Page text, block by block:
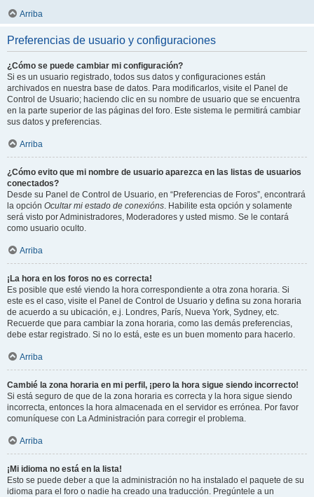
Arriba
Preferencias de usuario y configuraciones
¿Cómo se puede cambiar mi configuración?
Si es un usuario registrado, todos sus datos y configuraciones están
archivados en nuestra base de datos. Para modificarlos, visite el Panel de
Control de Usuario; haciendo clic en su nombre de usuario que se encuentra
en la parte superior de las páginas del foro. Este sistema le permitirá cambiar
sus datos y preferencias.
Arriba
¿Cómo evito que mi nombre de usuario aparezca en las listas de usuarios
conectados?
Desde su Panel de Control de Usuario, en “Preferencias de Foros”, encontrará
la opción Ocultar mi estado de conexións. Habilite esta opción y solamente
será visto por Administradores, Moderadores y usted mismo. Se le contará
como usuario oculto.
Arriba
¡La hora en los foros no es correcta!
Es posible que esté viendo la hora correspondiente a otra zona horaria. Si
este es el caso, visite el Panel de Control de Usuario y defina su zona horaria
de acuerdo a su ubicación, e.j. Londres, París, Nueva York, Sydney, etc.
Recuerde que para cambiar la zona horaria, como las demás preferencias,
debe estar registrado. Si no lo está, este es un buen momento para hacerlo.
Arriba
Cambié la zona horaria en mi perfil, ¡pero la hora sigue siendo incorrecto!
Si está seguro de que de la zona horaria es correcta y la hora sigue siendo
incorrecta, entonces la hora almacenada en el servidor es errónea. Por favor
comuníquese con La Administración para corregir el problema.
Arriba
¡Mi idioma no está en la lista!
Esto se puede deber a que la administración no ha instalado el paquete de su
idioma para el foro o nadie ha creado una traducción. Pregúntele a un